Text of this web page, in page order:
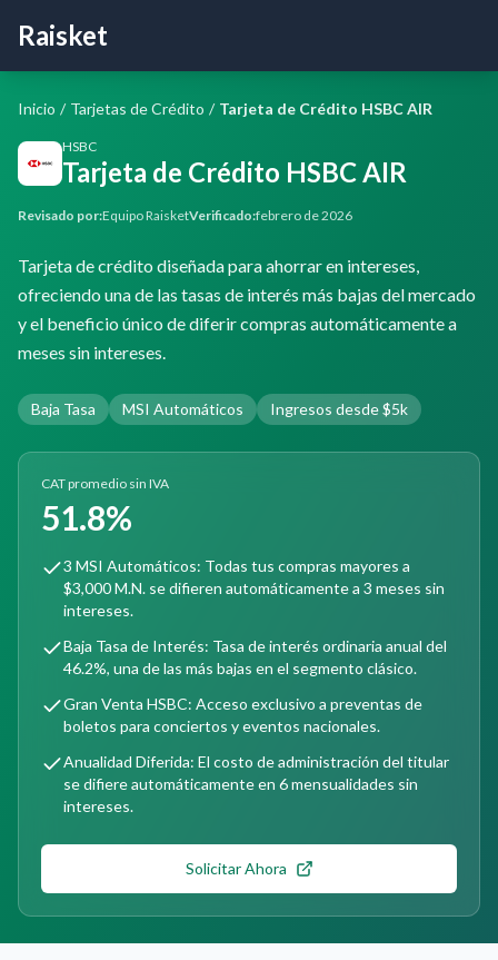
Raisket
Inicio / Tarjetas de Crédito / Tarjeta de Crédito HSBC AIR
HSBC
Tarjeta de Crédito HSBC AIR
Revisado por:Equipo RaisketVerificado:febrero de 2026
Tarjeta de crédito diseñada para ahorrar en intereses,
ofreciendo una de las tasas de interés más bajas del mercado
y el beneficio único de diferir compras automáticamente a
meses sin intereses.
Baja Tasa MSI Automáticos Ingresos desde $5k
CAT promedio sin IVA
51.8%
3 MSI Automáticos: Todas tus compras mayores a
$3,000 M.N. se difieren automáticamente a 3 meses sin
intereses.
Baja Tasa de Interés: Tasa de interés ordinaria anual del
46.2%, una de las más bajas en el segmento clásico.
Gran Venta HSBC: Acceso exclusivo a preventas de
boletos para conciertos y eventos nacionales.
Anualidad Diferida: El costo de administración del titular
se difiere automáticamente en 6 mensualidades sin
intereses.
Solicitar Ahora